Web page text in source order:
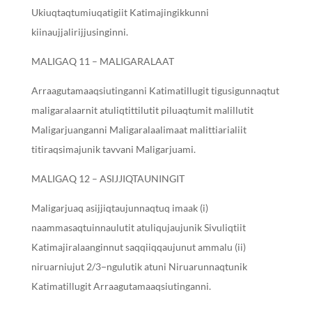
Ukiuqtaqtumiuqatigiit Katimajingikkunni
kiinaujjalirijjusinginni.
MALIGAQ 11 – MALIGARALAAT
Arraagutamaaqsiutinganni Katimatillugit tigusigunnaqtut
maligaralaarnit atuliqtittilutit piluaqtumit malillutit
Maligarjuanganni Maligaralaalimaat malittiarialiit
titiraqsimajunik tavvani Maligarjuami.
MALIGAQ 12 – ASIJJIQTAUNINGIT
Maligarjuaq asijjiqtaujunnaqtuq imaak (i)
naammasaqtuinnaulutit atuliqujaujunik Sivuliqtiit
Katimajiralaanginnut saqqiiqqaujunut ammalu (ii)
niruarniujut 2/3−ngulutik atuni Niruarunnaqtunik
Katimatillugit Arraagutamaaqsiutinganni.